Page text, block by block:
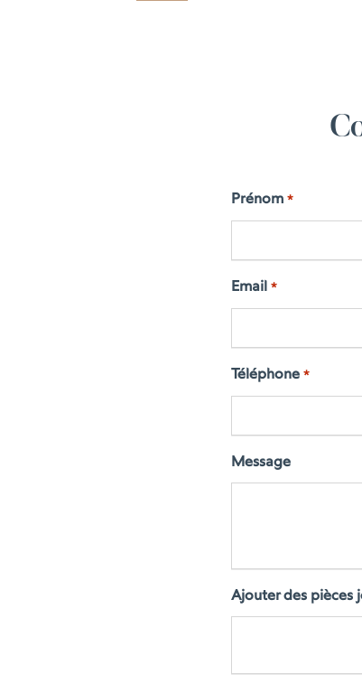
Prénom *
Email *
Téléphone *
Message
Ajouter des pièces